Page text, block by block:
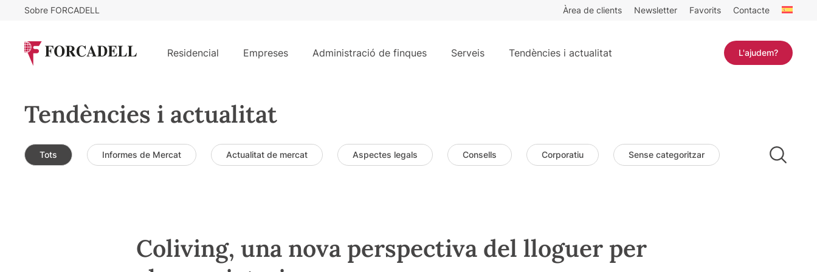
Sobre FORCADELL Àrea de clients Newsletter Favorits Contacte
Residencial Empreses Administració de finques Serveis Tendències i actualitat L'ajudem?
Tendències i actualitat
Tots Informes de Mercat Actualitat de mercat Aspectes legals Consells Corporatiu Sense categoritzar
Coliving, una nova perspectiva del lloguer per